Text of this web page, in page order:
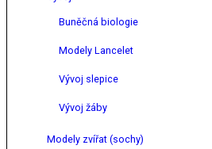
Buněčná biologie
Modely Lancelet
Vývoj slepice
Vývoj žáby
Modely zvířat (sochy)